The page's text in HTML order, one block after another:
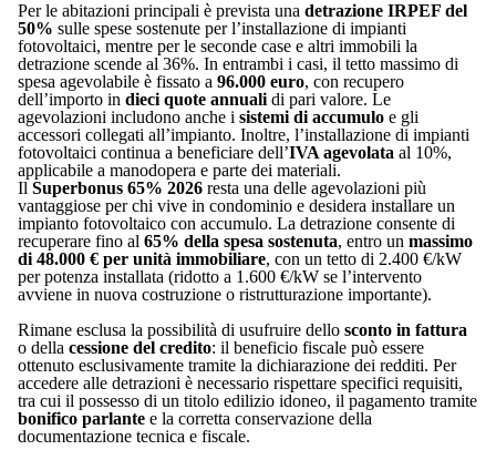
Per le abitazioni principali è prevista una detrazione IRPEF del
50% sulle spese sostenute per l’installazione di impianti
fotovoltaici, mentre per le seconde case e altri immobili la
detrazione scende al 36%. In entrambi i casi, il tetto massimo di
spesa agevolabile è fissato a 96.000 euro, con recupero
dell’importo in dieci quote annuali di pari valore. Le
agevolazioni includono anche i sistemi di accumulo e gli
accessori collegati all’impianto. Inoltre, l’installazione di impianti
fotovoltaici continua a beneficiare dell’IVA agevolata al 10%,
applicabile a manodopera e parte dei materiali.
Il Superbonus 65% 2026 resta una delle agevolazioni più
vantaggiose per chi vive in condominio e desidera installare un
impianto fotovoltaico con accumulo. La detrazione consente di
recuperare fino al 65% della spesa sostenuta, entro un massimo
di 48.000 € per unità immobiliare, con un tetto di 2.400 €/kW
per potenza installata (ridotto a 1.600 €/kW se l’intervento
avviene in nuova costruzione o ristrutturazione importante).
Rimane esclusa la possibilità di usufruire dello sconto in fattura
o della cessione del credito: il beneficio fiscale può essere
ottenuto esclusivamente tramite la dichiarazione dei redditi. Per
accedere alle detrazioni è necessario rispettare specifici requisiti,
tra cui il possesso di un titolo edilizio idoneo, il pagamento tramite
bonifico parlante e la corretta conservazione della
documentazione tecnica e fiscale.